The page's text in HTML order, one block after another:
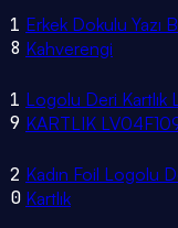
1
8
Erkek Dokulu Yazı
Kahverengi
1
9
Logolu Deri Kartlık
KARTLIK
2
0
Kadın Foil Logolu
Kartlık